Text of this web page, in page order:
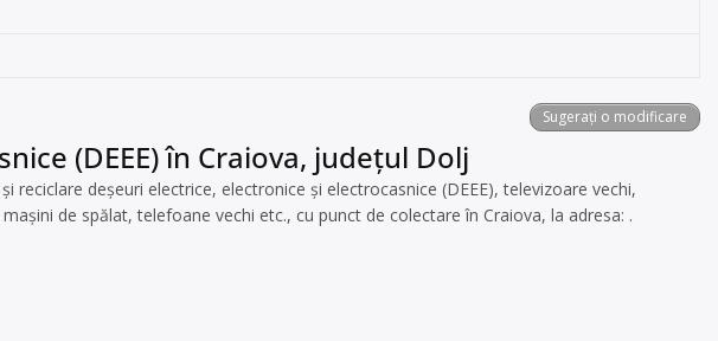
Sugerați o modificare
(DEEE) în Craiova, județul Dolj
deșeuri electrice, electronice și electrocasnice (DEEE), televizoare vechi,
de spălat, telefoane vechi etc., cu punct de colectare în Craiova, la adresa: .